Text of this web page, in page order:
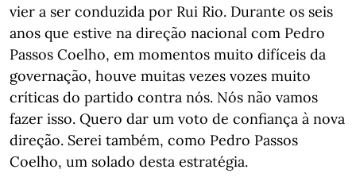
vier a ser conduzida por Rui Rio. Durante os seis
anos que estive na direção nacional com Pedro
Passos Coelho, em momentos muito difíceis da
governação, houve muitas vezes vozes muito
críticas do partido contra nós. Nós não vamos
fazer isso. Quero dar um voto de confiança à nova
direção. Serei também, como Pedro Passos
Coelho, um solado desta estratégia.